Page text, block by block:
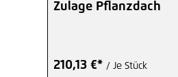
Zulage Pflanzdach
210,13 €* / Je Stück